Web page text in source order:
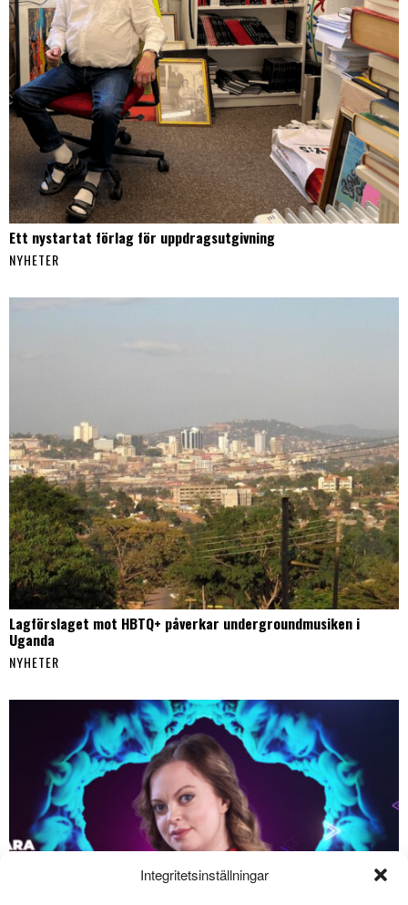
Integritetsinställningar
Ett nystartat förlag för uppdragsutgivning
NYHETER
Lagförslaget mot HBTQ+ påverkar undergroundmusiken i
Uganda
NYHETER